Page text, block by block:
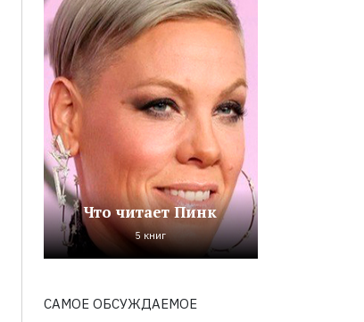
Что читает Пинк
5 книг
САМОЕ ОБСУЖДАЕМОЕ